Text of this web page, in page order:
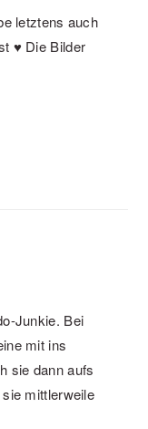
letztens auch
♥ Die Bilder
Junkie. Bei
mit ins
sie dann aufs
mittlerweile